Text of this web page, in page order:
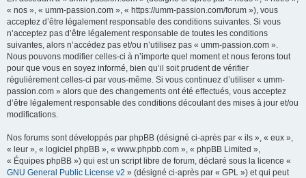
« nos », « umm-passion.com », « https://umm-passion.com/forum »), vous
acceptez d’être légalement responsable des conditions suivantes. Si vous
n’acceptez pas d’être légalement responsable de toutes les conditions
suivantes, alors n’accédez pas et/ou n’utilisez pas « umm-passion.com ».
Nous pouvons modifier celles-ci à n’importe quel moment et nous ferons tout
pour que vous en soyez informé, bien qu’il soit prudent de vérifier
régulièrement celles-ci par vous-même. Si vous continuez d’utiliser « umm-
passion.com » alors que des changements ont été effectués, vous acceptez
d’être légalement responsable des conditions découlant des mises à jour et/ou
modifications.
Nos forums sont développés par phpBB (désigné ci-après par « ils », « eux »,
« leur », « logiciel phpBB », « www.phpbb.com », « phpBB Limited »,
« Équipes phpBB ») qui est un script libre de forum, déclaré sous la licence «
GNU General Public License v2 » (désigné ci-après par « GPL ») et qui peut